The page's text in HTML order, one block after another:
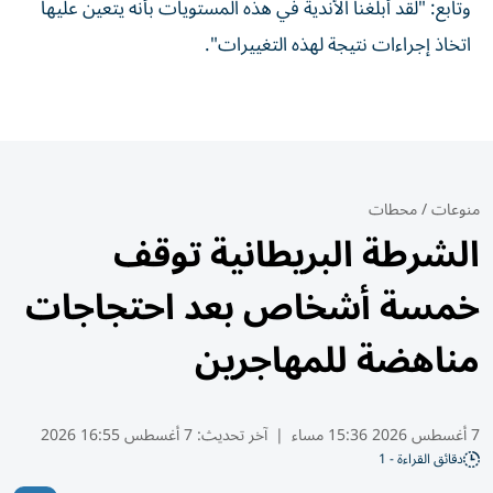
وتابع: "لقد أبلغنا الأندية في هذه المستويات بأنه يتعين عليها
اتخاذ إجراءات نتيجة لهذه التغييرات".
منوعات/محطات
الشرطة البريطانية توقف
خمسة أشخاص بعد احتجاجات
مناهضة للمهاجرين
7 أغسطس 2026 15:36 مساء | آخر تحديث:7 أغسطس 16:55 2026
دقائق القراءة - 1